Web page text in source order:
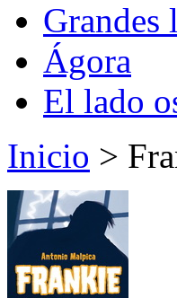
Grandes
Ágora
El lado
Inicio >